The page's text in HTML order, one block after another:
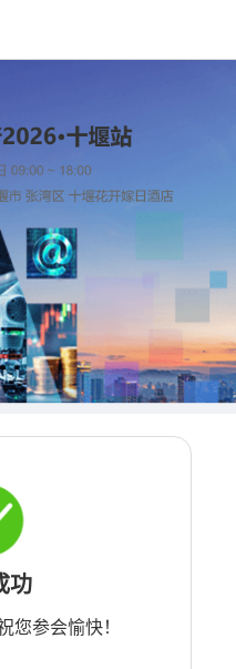
功
您参会愉快！